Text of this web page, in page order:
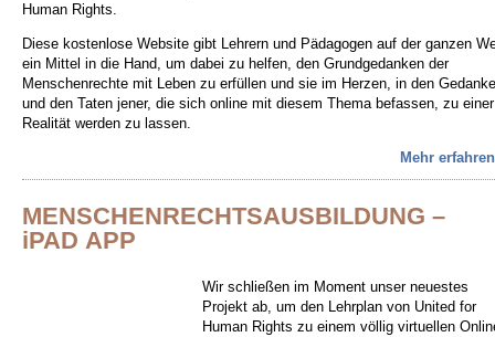
Human Rights.
Diese kostenlose Website gibt Lehrern und Pädagogen auf der ganzen
ein Mittel in die Hand, um dabei zu helfen, den Grundgedanken der
Menschenrechte mit Leben zu erfüllen und sie im Herzen, in den
und den Taten jener, die sich online mit diesem Thema befassen, zu einer
Realität werden zu lassen.
Mehr
MENSCHENRECHTSAUSBILDUNG –
iPAD APP
Wir schließen im Moment unser neuestes
Projekt ab, um den Lehrplan von United for
Human Rights zu einem völlig virtuellen